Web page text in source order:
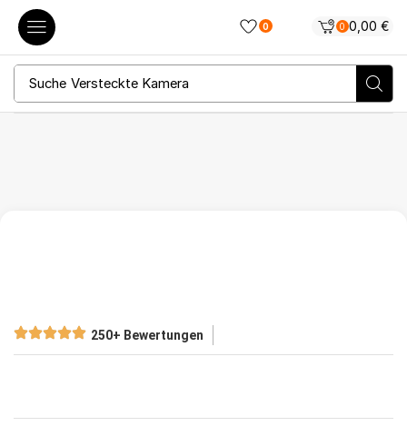
0 0 0,00 €
Suche Versteckte Kamera
250+ Bewertungen